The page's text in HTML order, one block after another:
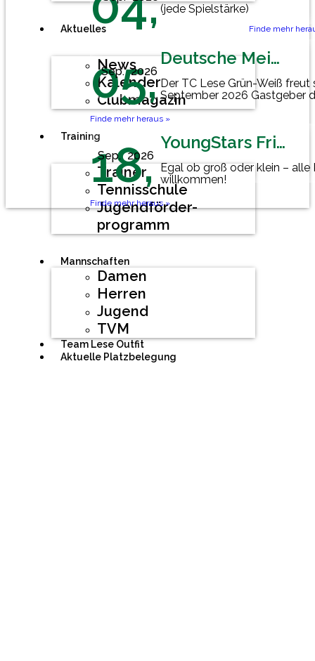
Aktuelles
News
Kalender
Clubmagazin
Training
Trainer
Tennisschule
Jugendförder-
programm
Mannschaften
Damen
Herren
Jugend
TVM
Team Lese Outfit
Aktuelle Platzbelegung
(jede Spielstärke)
Finde mehr
Sep.
05,
2026
Deutsche Meisterschaft Herren 60
Der TC Lese Grün-Weiß
September 2026 Gastgeber
Mannschaftsmeisterschaft
Finde mehr heraus »
Sep.
18,
2026
YoungStars Friday
Egal ob groß oder klein –
willkommen!
Finde mehr heraus »